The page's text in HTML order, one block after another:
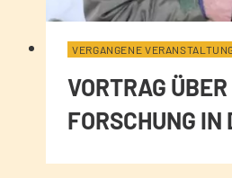
VERGANGENE
VORTRAG
FORSCHUNG IN